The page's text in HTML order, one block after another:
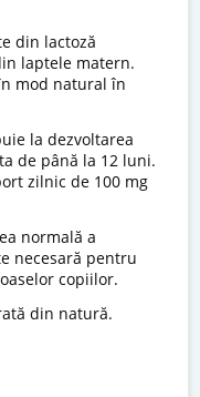
din lactoză
laptele matern.
mod natural în
la dezvoltarea
de până la 12 luni.
zilnic de 100 mg
normală a
necesară pentru
copiilor.
din natură.